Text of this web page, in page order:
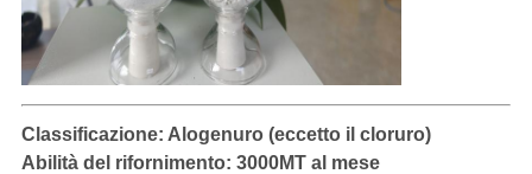
Classificazione: Alogenuro (eccetto il cloruro)
Abilità del rifornimento: 3000MT al mese